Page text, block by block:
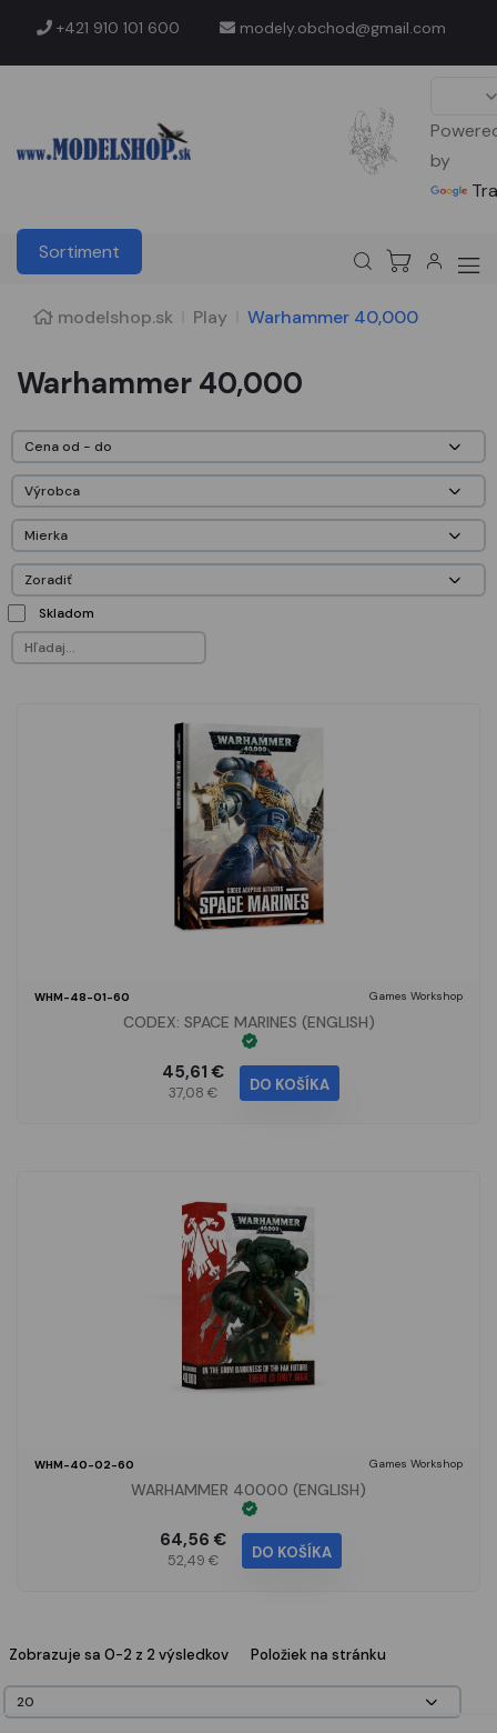
+421 910 101 600 modely.obchod@gmail.com
by
Sortiment
modelshop.sk Play Warhammer 40,000
Warhammer 40,000
Skladom
WHM-48-01-60 Games Workshop
CODEX: SPACE MARINES (ENGLISH)
45,61 €
37,08 € DO KOŠÍKA
WHM-40-02-60 Games Workshop
WARHAMMER 40000 (ENGLISH)
64,56 €
52,49 € DO KOŠÍKA
Zobrazuje sa 0-2 z 2 výsledkov Položiek na stránku